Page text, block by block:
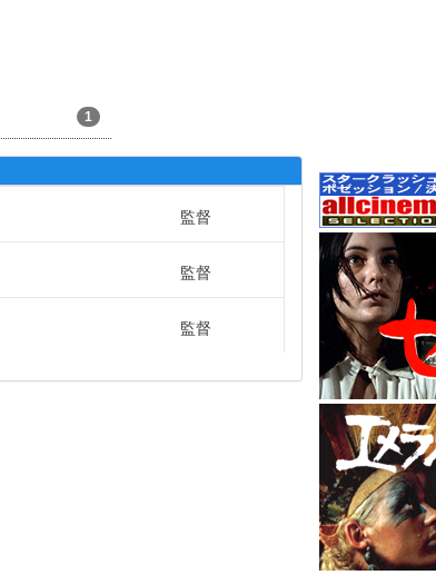
1
監督
監督
監督